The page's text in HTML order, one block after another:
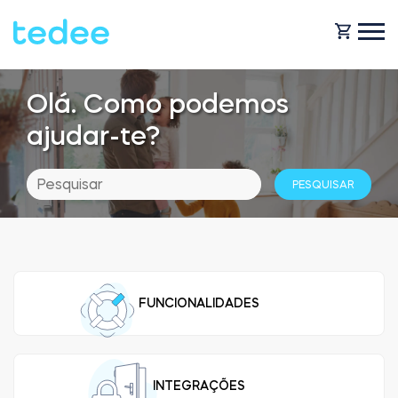
COMO FUNCIONA?
Casa
PRODUTOS
Fechaduras
Tedee GO2
OBTENHA SUPORTE
Olá. Como podemos
ajudar-te?
FUNCIONALIDADES
INTEGRAÇÕES